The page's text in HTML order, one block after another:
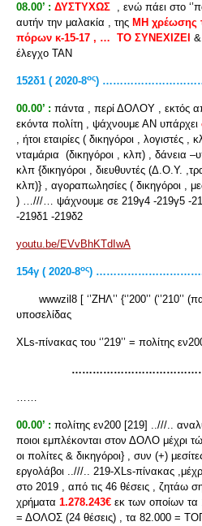
08.00’ : ΔΥΣΤΥΧΩΣ , ενώ πάει στο
αυτήν την μαλακία , της ΜΗ χρέωσης
πόρων κ-15-17 , … ΤΟ ΣΥΝΕΧΙΖΕΙ
έλεγχο ΤΑΝ
152δ1 ( 2020-8ος)
00.00’ : πάντα , περί ΔΟΛΟΥ , εκτός
εκόντα πολίτη , ψάχνουμε ΑΝ υπάρχει
, ήτοι εταιρίες ( δικηγόροι , λογιστές ,
νταμάρια (δικηγόροι , κλπ) , δάνεια
κλπ {δικηγόροι , διευθυντές (Δ.Ο.Υ.
κλπ)} , αγοραπωλησίες ( δικηγόροι ,
) …///… ψάχνουμε σε 219γ4 -219γ5 -
-219δ1 -219δ2
youtu.be/EVvBhKTdIwA
154γ ( 2020-8ος)
wwwzil8 [ ‘’ΖΗΛ’’ {‘’200’’ (‘’210’’
υποσελίδας
XLs-πίνακας του ‘’219’’ = πολίτης
……
00.00’ : πολίτης εν200 [219] ..///..
ποιοι εμπλέκονται στον ΔΟΛΟ μέχρι
οι πολίτες & δικηγόροι} , συν (+)
εργολάβοι ..///.. 219-XLs-πίνακας
στο 2019 , από τις 46 θέσεις , ζητάω
χρήματα 1.278.243€ εκ των οποίων τα
= ΔΟΛΟΣ (24 θέσεις) , τα 82.000 =